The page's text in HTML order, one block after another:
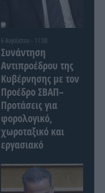
6 Αυγούστου - 11:08
Συνάντηση
Αντιπροέδρου της
Κυβέρνησης με τον
Προέδρο ΣΒΑΠ–
Προτάσεις για
φορολογικό,
χωροταξικό και
εργασιακό